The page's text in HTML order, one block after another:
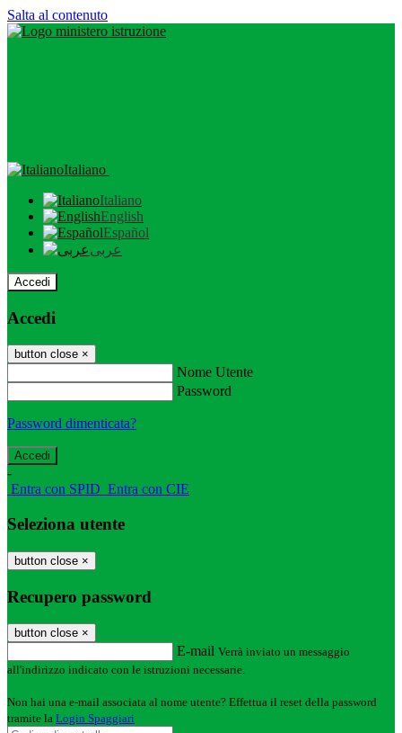
Salta al contenuto
Italiano
Italiano
English
Español
عربى
Accedi
Accedi
button close ×
Nome Utente
Password
Password dimenticata?
-
Entra con SPID Entra con CIE
Seleziona utente
button close ×
Recupero password
button close ×
E-mail Verrà inviato un messaggio
all'indirizzo indicato con le istruzioni necessarie.
Non hai una e-mail associata al nome utente? Effettua il reset della password
tramite la Login Spaggiari